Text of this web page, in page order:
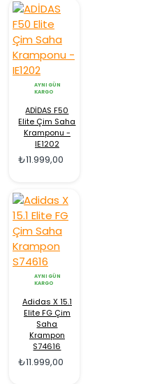
AYNI GÜN
KARGO
ADİDAS F50
Elite Çim Saha
Kramponu -
IE1202
₺11.999,00
AYNI GÜN
KARGO
Adidas X 15.1
Elite FG Çim
Saha
Krampon
S74616
₺11.999,00